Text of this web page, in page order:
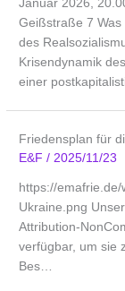
Januar 2026,
Geißstraße 7
des
Krisendynamik
einer
Friedensplan für
E&F/ 2025/11/23
https://
Ukraine.png
Attribution-
verfügbar, um sie
Bes…